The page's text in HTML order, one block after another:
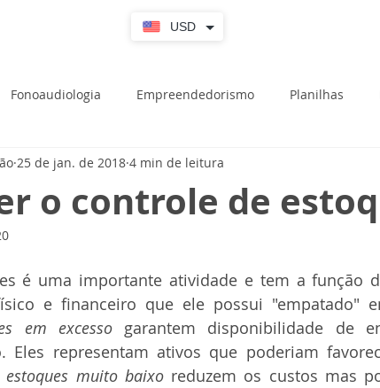
USD
Fonoaudiologia Empreendedorismo Planilhas
o controle de
25 de jan. de 2018 4 min de leitura
é uma importante atividade e tem a função
e financeiro que ele possui "empatado"
em excesso garantem disponibilidade de
Eles representam ativos que poderiam
estoques muito baixo reduzem os custos mas